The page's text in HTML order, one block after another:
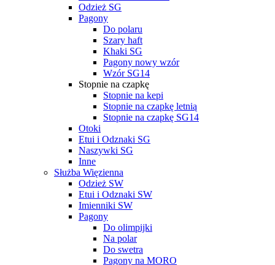
Odzież SG
Pagony
Do polaru
Szary haft
Khaki SG
Pagony nowy wzór
Wzór SG14
Stopnie na czapkę
Stopnie na kepi
Stopnie na czapkę letnią
Stopnie na czapkę SG14
Otoki
Etui i Odznaki SG
Naszywki SG
Inne
Służba Więzienna
Odzież SW
Etui i Odznaki SW
Imienniki SW
Pagony
Do olimpijki
Na polar
Do swetra
Pagony na MORO